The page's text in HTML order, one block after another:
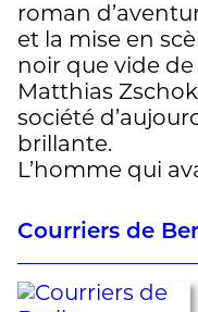
roman
et la mise en
noir que vide
Matthias
société
brillante.
L’homme qui
Courriers de